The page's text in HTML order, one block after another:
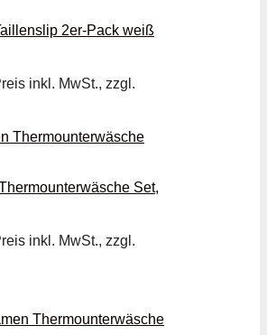
2er-Pack weiß
inkl. MwSt., zzgl.
Set,
inkl. MwSt., zzgl.